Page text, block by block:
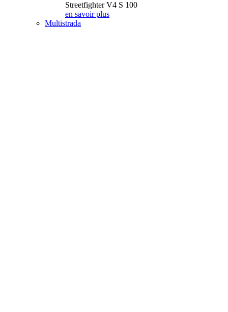
Streetfighter V4 S 100
en savoir plus
Multistrada